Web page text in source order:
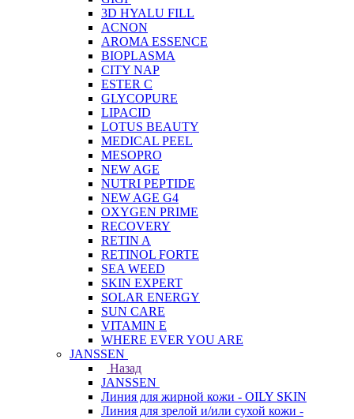
3D HYALU FILL
ACNON
AROMA ESSENCE
BIOPLASMA
CITY NAP
ESTER C
GLYCOPURE
LIPACID
LOTUS BEAUTY
MEDICAL PEEL
MESOPRO
NEW AGE
NUTRI PEPTIDE
NEW AGE G4
OXYGEN PRIME
RECOVERY
RETIN A
RETINOL FORTE
SEA WEED
SKIN EXPERT
SOLAR ENERGY
SUN CARE
VITAMIN E
WHERE EVER YOU ARE
JANSSEN
Назад
JANSSEN
Линия для жирной кожи - OILY SKIN
Линия для зрелой и/или сухой кожи -